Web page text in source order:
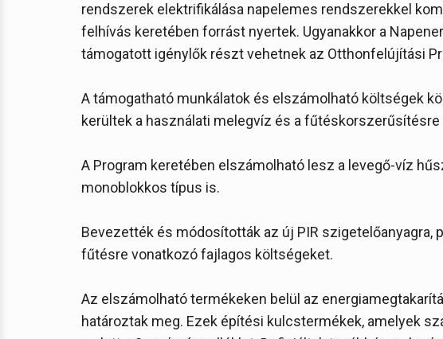
rendszerek elektrifikálása napelemes rendszerekkel
felhívás keretében forrást nyertek. Ugyanakkor a
támogatott igénylők részt vehetnek az Otthonfelújítási
A támogatható munkálatok és elszámolható költségek
kerültek a használati melegvíz és a
A Program keretében elszámolható lesz a levegő-víz
monoblokkos típus is.
Bevezették és módosították az új PIR
fűtésre vonatkozó fajlagos költségeket.
Az elszámolható termékeken belül az
határoztak meg. Ezek építési kulcstermékek, amelyek